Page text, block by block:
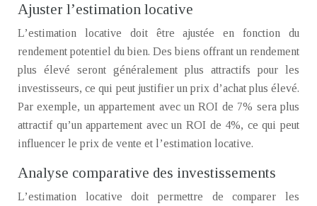
Ajuster l’estimation locative
L’estimation locative doit être ajustée en fonction du
rendement potentiel du bien. Des biens offrant un rendement
plus élevé seront généralement plus attractifs pour les
investisseurs, ce qui peut justifier un prix d’achat plus élevé.
Par exemple, un appartement avec un ROI de 7% sera plus
attractif qu’un appartement avec un ROI de 4%, ce qui peut
influencer le prix de vente et l’estimation locative.
Analyse comparative des investissements
L’estimation locative doit permettre de comparer les